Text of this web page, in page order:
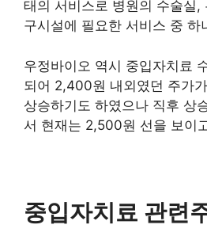
태의 서비스로 병원의 수술실,
구시설에 필요한 서비스 중 하
우정바이오 역시 중입자치료
되어 2,400원 내외였던 주가
상승하기도 하였으나 직후 상
서 현재는 2,500원 선을 보이
중입자치료 관련